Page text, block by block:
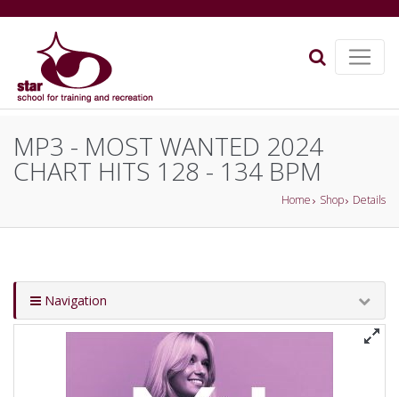
MP3 - MOST WANTED 2024
CHART HITS 128 - 134 BPM
Home Shop Details
Navigation